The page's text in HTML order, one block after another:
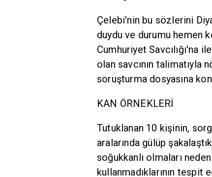
Çelebi'nin bu sözlerini
duydu ve durumu hemen
Cumhuriyet Savcılığı'na
olan savcının talimatıyla
soruşturma dosyasına
KAN ÖRNEKLERİ
Tutuklanan 10 kişinin,
aralarında gülüp
soğukkanlı olmaları
kullanmadıklarının tespit